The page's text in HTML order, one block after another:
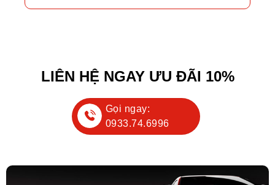
LIÊN HỆ NGAY ƯU ĐÃI 10%
Gọi ngay:
0933.74.6996